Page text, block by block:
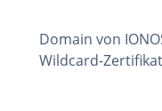
Domain von
Wildcard-